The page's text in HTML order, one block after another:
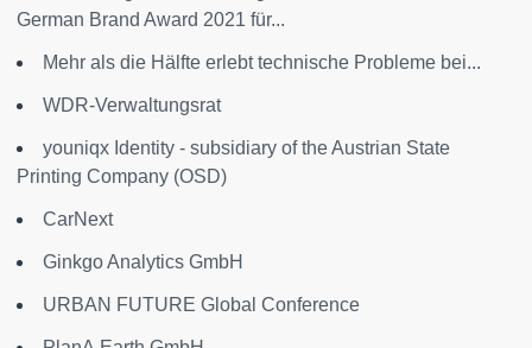
German Brand Award 2021 für...
Mehr als die Hälfte erlebt technische Probleme bei...
WDR-Verwaltungsrat
youniqx Identity - subsidiary of the Austrian State
Printing Company (OSD)
CarNext
Ginkgo Analytics GmbH
URBAN FUTURE Global Conference